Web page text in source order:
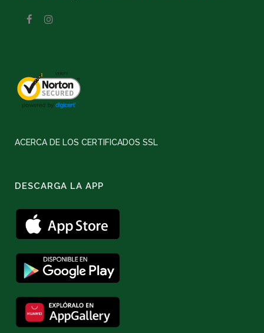
ACERCA DE LOS CERTIFICADOS SSL
DESCARGA LA APP